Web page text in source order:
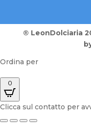
® LeonDolciaria
Ordina per
0
Clicca sul contatto per